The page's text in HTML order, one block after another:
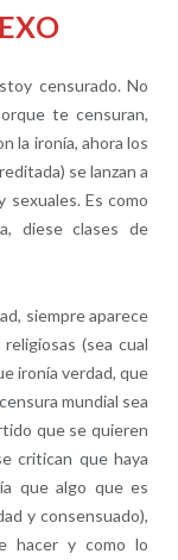
censurado. No
te censuran,
la ironía, ahora los
se lanzan a
sexuales. Es como
diese clases de
siempre aparece
(sea cual
ironía verdad, que
mundial sea
que se quieren
critican que haya
que algo que es
y consensuado),
hacer y como lo